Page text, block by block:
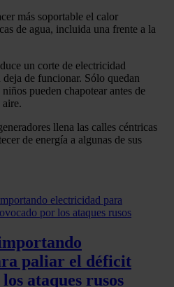
más soportable el calor
de agua, incluida una frente a la
un corte de electricidad
de funcionar. Sólo quedan
pueden chapotear antes de
aire.
llena las calles céntricas
de energía a algunas de sus
paliar el déficit
ataques rusos